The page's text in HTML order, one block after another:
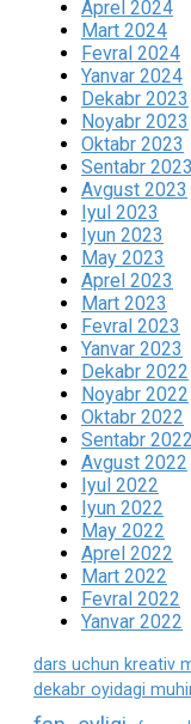
Aprel 2024
Mart 2024
Fevral 2024
Yanvar 2024
Dekabr 2023
Noyabr 2023
Oktabr 2023
Sentabr 2023
Avgust 2023
Iyul 2023
Iyun 2023
May 2023
Aprel 2023
Mart 2023
Fevral 2023
Yanvar 2023
Dekabr 2022
Noyabr 2022
Oktabr 2022
Sentabr 2022
Avgust 2022
Iyul 2022
Iyun 2022
May 2022
Aprel 2022
Mart 2022
Fevral 2022
Yanvar 2022
dars uchun kreativ
dekabr oyidagi